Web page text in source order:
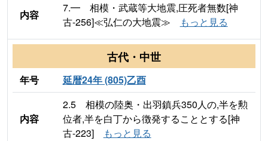
内容
7.━ 相模・武蔵等大地震,圧死者無数[神
古-256]≪弘仁の大地震≫
もっと見る
古代・中世
年号 延暦24年 (805)乙酉
内容
2.5 相模の陸奥・出羽鎮兵350人の,半を勲
位者,半を白丁から徴発することとする[神
古-223]
もっと見る